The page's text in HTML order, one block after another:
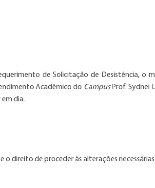
de Solicitação de Desistência, o
Acadêmico do CampusProf. Sydnei
dia.
o direito de proceder às alterações